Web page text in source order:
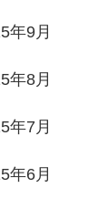
年9月
年8月
年7月
年6月